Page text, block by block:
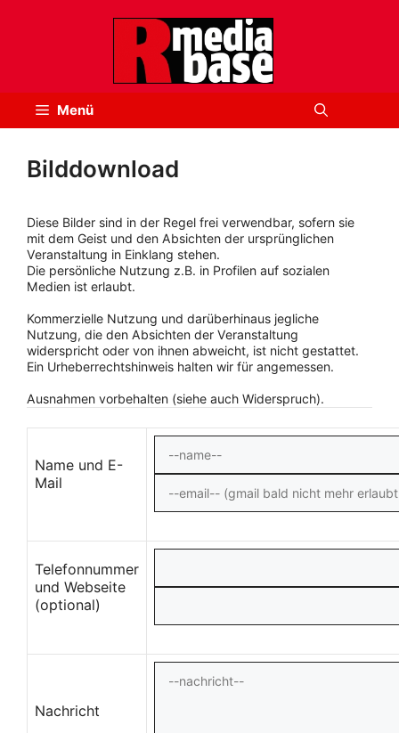
Menü
Bilddownload
Diese Bilder sind in der Regel frei verwendbar, sofern sie
mit dem Geist und den Absichten der ursprünglichen
Veranstaltung in Einklang stehen.
Die persönliche Nutzung z.B. in Profilen auf sozialen
Medien ist erlaubt.
Kommerzielle Nutzung und darüberhinaus jegliche
Nutzung, die den Absichten der Veranstaltung
widerspricht oder von ihnen abweicht, ist nicht gestattet.
Ein Urheberrechtshinweis halten wir für angemessen.
Ausnahmen vorbehalten (siehe auch Widerspruch).
Name und E-
Mail
Telefonnummer
und Webseite
(optional)
Nachricht